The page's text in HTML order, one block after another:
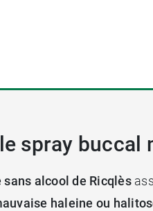
spray buccal
alcool de Ricqlès
haleine ou